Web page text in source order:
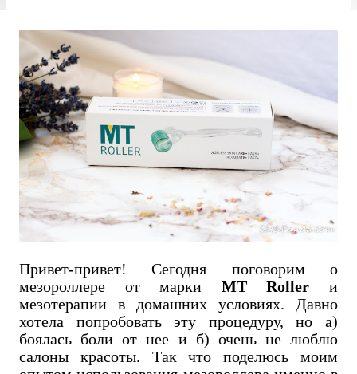
Привет-привет! Сегодня поговорим о
мезороллере от марки MT Roller и
мезотерапии в домашних условиях. Давно
хотела попробовать эту процедуру, но а)
боялась боли от нее и б) очень не люблю
салоны красоты. Так что поделюсь моим